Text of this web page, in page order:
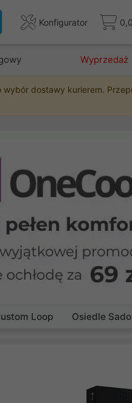
Konfigurator
Wyprzedaż
wybór dostawy kurierem.
Loop Osiedle